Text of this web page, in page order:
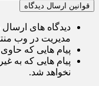
قوانین ارسال دیدگاه
دیدگاه های
مدیریت در وب
پیام هایی که
پیام هایی که به
نخواهد شد.